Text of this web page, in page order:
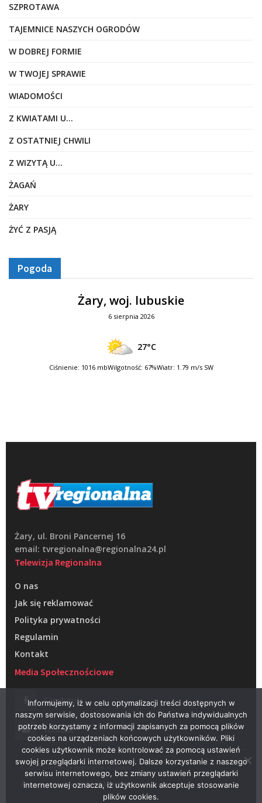
SZPROTAWA
TAJEMNICE NASZYCH OGRODÓW
W DOBREJ FORMIE
W TWOJEJ SPRAWIE
WIADOMOŚCI
Z KWIATAMI U…
Z OSTATNIEJ CHWILI
Z WIZYTĄ U…
ŻAGAŃ
ŻARY
ŻYĆ Z PASJĄ
Pogoda
Żary, woj. lubuskie
6 sierpnia 2026
27°C
Ciśnienie: 1016 mbWilgotność: 67%Wiatr: 1.79 m/s SW
Żary, ul. Broni Pancernej 16
email: tvregionalna@regionalna24.pl
Telewizja Regionalna
O nas
Jak się reklamować
Polityka prywatności
Regulamin
Kontakt
Media Społecznościowe
Facebook
Youtube
© 2022 – Telewizja Regionalna w Żarach
Projektowanie stron WWW –RAGACOM
Informujemy, iż w celu optymalizacji treści dostępnych w
naszym serwisie, dostosowania ich do Państwa indywidualnych
potrzeb korzystamy z informacji zapisanych za pomocą plików
cookies na urządzeniach końcowych użytkowników. Pliki
cookies użytkownik może kontrolować za pomocą ustawień
swojej przeglądarki internetowej. Dalsze korzystanie z naszego
serwisu internetowego, bez zmiany ustawień przeglądarki
internetowej oznacza, iż użytkownik akceptuje stosowanie
plików cookies.